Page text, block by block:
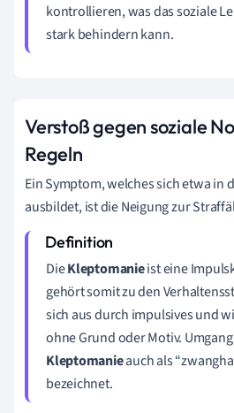
kontrollieren, was das soziale
stark behindern kann.
Verstoß gegen soziale
Regeln
Ein Symptom, welches sich etwa in
ausbildet, ist die Neigung zur
DieKleptomanieist eine
gehört somit zu den
sich aus durch impulsives und
ohne Grund oder Motiv.
Kleptomanieauch als“
bezeichnet.